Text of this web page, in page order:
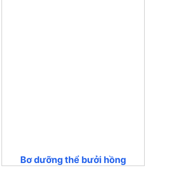
Bơ dưỡng thể bưởi hồng